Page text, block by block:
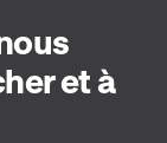
et à